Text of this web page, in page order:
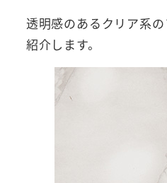
透明感のあるクリア系
紹介します。